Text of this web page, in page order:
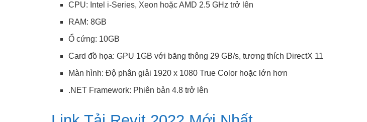
CPU: Intel i-Series, Xeon hoặc AMD 2.5 GHz trở lên
RAM: 8GB
Ổ cứng: 10GB
Card đồ họa: GPU 1GB với băng thông 29 GB/s, tương thích DirectX 11
Màn hình: Độ phân giải 1920 x 1080 True Color hoặc lớn hơn
.NET Framework: Phiên bản 4.8 trở lên